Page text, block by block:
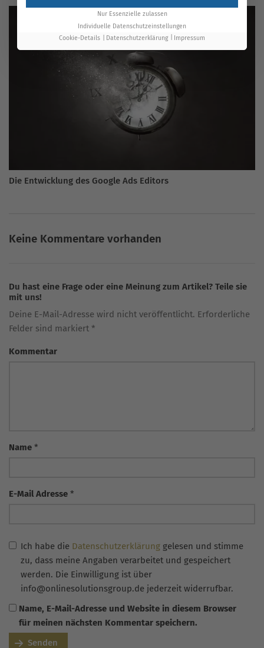
Die Entwicklung des Google Ads Editors
Keine Kommentare vorhanden
Du hast eine Frage oder eine Meinung zum Artikel? Teile sie
mit uns!
Deine E-Mail-Adresse wird nicht veröffentlicht. Erforderliche
Felder sind markiert *
Kommentar
Name *
E-Mail Adresse *
Ich habe die Datenschutzerklärung gelesen und stimme
zu, dass meine Angaben verarbeitet und gespeichert
werden. Die Einwilligung ist über
info@onlinesolutionsgroup.de jederzeit widerrufbar.
Name, E-Mail-Adresse und Website in diesem Browser
für meinen nächsten Kommentar speichern.
Senden
Nur Essenzielle zulassen
Individuelle Datenschutzeinstellungen
Cookie-Details
Datenschutzerklärung Impressum